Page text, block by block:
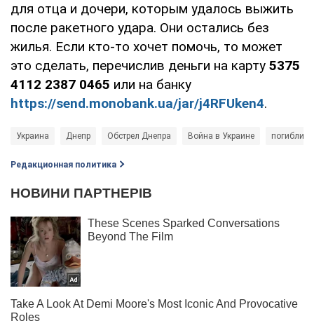
для отца и дочери, которым удалось выжить
после ракетного удара. Они остались без
жилья. Если кто-то хочет помочь, то может
это сделать, перечислив деньги на карту 5375
4112 2387 0465 или на банку
https://send.monobank.ua/jar/j4RFUken4.
Украина Днепр Обстрел Днепра Война в Украине погибли
Редакционная политика